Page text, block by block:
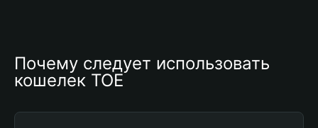
Почему следует использовать
кошелек TOE